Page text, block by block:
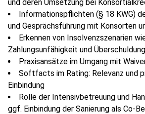
und deren Umsetzung bei
Informationspflichten (§ 18 KWG)
und Gesprächsführung mit Konsorten
Erkennen von Insolvenzszenarien
Zahlungsunfähigkeit und Überschuldung
Praxisansätze im Umgang mit
Softfacts im Rating: Relevanz und
Einbindung
Rolle der Intensivbetreuung und
ggf. Einbindung der Sanierung als Co-